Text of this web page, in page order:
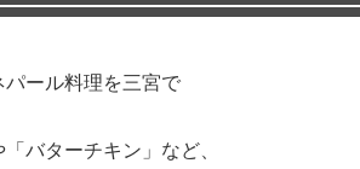
ール料理を三宮で
バターチキン」など、